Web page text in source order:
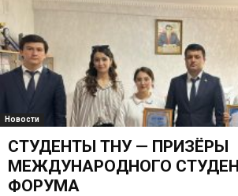
Новости
СТУДЕНТЫ ТНУ — ПРИЗЁРЫ
МЕЖДУНАРОДНОГО
ФОРУМА